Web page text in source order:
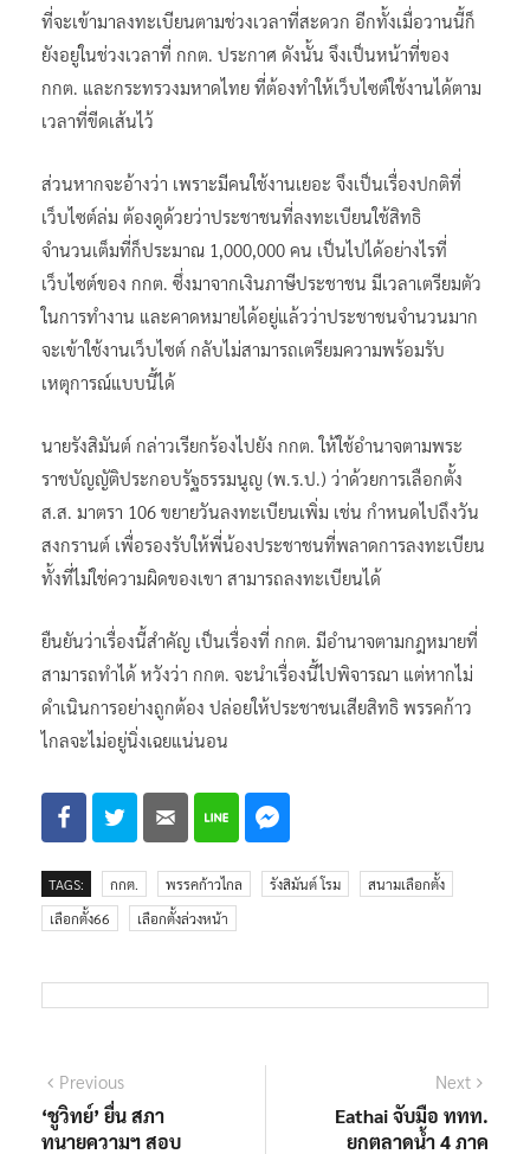
ที่จะเข้ามาลงทะเบียนตามช่วงเวลาที่สะดวก อีกทั้งเมื่อวานนี้ก็
ยังอยู่ในช่วงเวลาที่ กกต. ประกาศ ดังนั้น จึงเป็นหน้าที่ของ
กกต. และกระทรวงมหาดไทย ที่ต้องทำให้เว็บไซต์ใช้งานได้ตาม
เวลาที่ขีดเส้นไว้
ส่วนหากจะอ้างว่า เพราะมีคนใช้งานเยอะ จึงเป็นเรื่องปกติที่
เว็บไซต์ล่ม ต้องดูด้วยว่าประชาชนที่ลงทะเบียนใช้สิทธิ
จำนวนเต็มที่ก็ประมาณ 1,000,000 คน เป็นไปได้อย่างไรที่
เว็บไซต์ของ กกต. ซึ่งมาจากเงินภาษีประชาชน มีเวลาเตรียมตัว
ในการทำงาน และคาดหมายได้อยู่แล้วว่าประชาชนจำนวนมาก
จะเข้าใช้งานเว็บไซต์ กลับไม่สามารถเตรียมความพร้อมรับ
เหตุการณ์แบบนี้ได้
นายรังสิมันต์ กล่าวเรียกร้องไปยัง กกต. ให้ใช้อำนาจตามพระ
ราชบัญญัติประกอบรัฐธรรมนูญ (พ.ร.ป.) ว่าด้วยการเลือกตั้ง
ส.ส. มาตรา 106 ขยายวันลงทะเบียนเพิ่ม เช่น กำหนดไปถึงวัน
สงกรานต์ เพื่อรองรับให้พี่น้องประชาชนที่พลาดการลงทะเบียน
ทั้งที่ไม่ใช่ความผิดของเขา สามารถลงทะเบียนได้
ยืนยันว่าเรื่องนี้สำคัญ เป็นเรื่องที่ กกต. มีอำนาจตามกฎหมายที่
สามารถทำได้ หวังว่า กกต. จะนำเรื่องนี้ไปพิจารณา แต่หากไม่
ดำเนินการอย่างถูกต้อง ปล่อยให้ประชาชนเสียสิทธิ พรรคก้าว
ไกลจะไม่อยู่นิ่งเฉยแน่นอน
TAGS: กกต. พรรคก้าวไกล รังสิมันต์ โรม
สนามเลือกตั้ง
เลือกตั้ง66
เลือกตั้งล่วงหน้า
แนะแนว
เรื่อง
PreviousPrevious
post:
‘ชูวิทย์’ ยื่น สภา
ทนายความฯ สอบ
Next
Eathai จับมือ ททท.
ยกตลาดน้ำ 4 ภาค